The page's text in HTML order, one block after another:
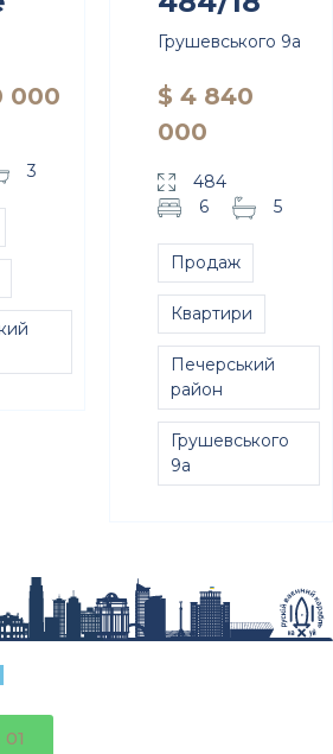
000
3
Грушевського 9а
$ 4 840
000
484
6
5
Продаж
Квартири
Печерський
район
Грушевського
9а